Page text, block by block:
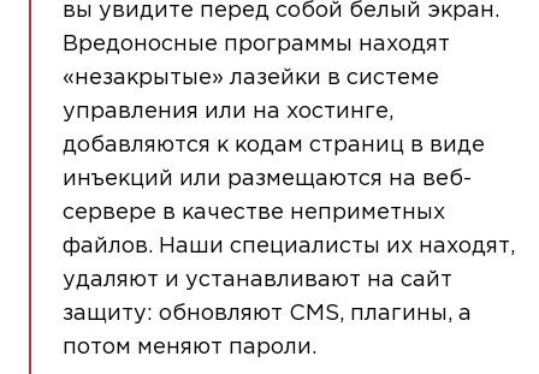
вы увидите перед собой белый экран.
Вредоносные программы находят
«незакрытые» лазейки в системе
управления или на хостинге,
добавляются к кодам страниц в виде
инъекций или размещаются на веб-
сервере в качестве неприметных
файлов. Наши специалисты их находят,
удаляют и устанавливают на сайт
защиту: обновляют CMS, плагины, а
потом меняют пароли.